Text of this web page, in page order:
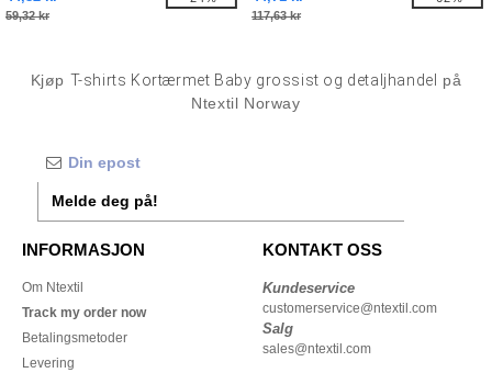
59,32 kr 117,63 kr
Kjøp T-shirts Kortærmet Baby grossist og detaljhandel
på
Ntextil Norway
Melde deg på!
INFORMASJON
Om Ntextil
Track my order now
Betalingsmetoder
Levering
KONTAKT OSS
Kundeservice
customerservice@ntextil.com
Salg
sales@ntextil.com